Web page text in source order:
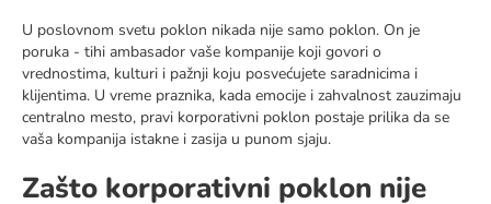
U poslovnom svetu poklon nikada nije samo poklon. On je
poruka - tihi ambasador vaše kompanije koji govori o
vrednostima, kulturi i pažnji koju posvećujete saradnicima i
klijentima. U vreme praznika, kada emocije i zahvalnost zauzimaju
centralno mesto, pravi korporativni poklon postaje prilika da se
vaša kompanija istakne i zasija u punom sjaju.
Zašto korporativni poklon nije